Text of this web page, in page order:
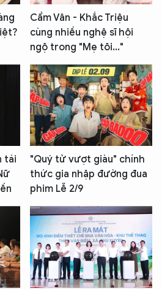
Cẩm Vân - Khắc Triệu
cùng nhiều nghệ sĩ hội
ngộ trong "Mẹ tôi..."
tái
"Quý tử vượt giàu" chính
thức gia nhập đường đua
phim Lễ 2/9